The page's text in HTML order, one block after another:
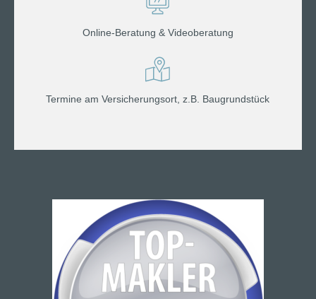
Online-Beratung & Videoberatung
Termine am Versicherungsort, z.B. Baugrundstück